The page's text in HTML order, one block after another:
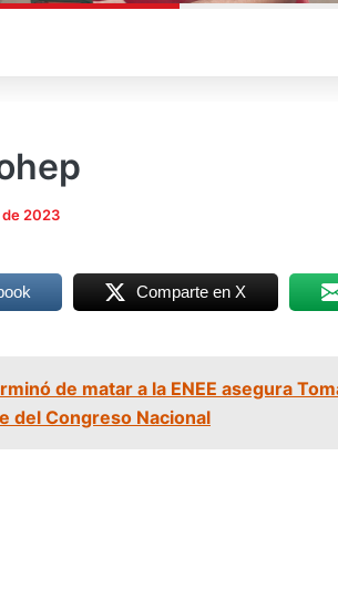
de 2023
Comparte en X
de matar a la ENEE asegura
del Congreso Nacional